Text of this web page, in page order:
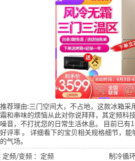
推荐理由:三门空间大，不占地，这款冰箱采
霜和串味的烦恼从此对你说拜拜，其定频科
噪音，不打扰您的日常生活休息。
目前已有
好评率。 详细看下的宝贝相关规格细节，
的气场。
定频/变频 ：定频
制冷循